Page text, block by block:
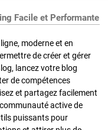
Facile et Performante
moderne et en
de créer et gérer
lancez votre blog
de compétences
et partagez facilement
active de
puissants pour